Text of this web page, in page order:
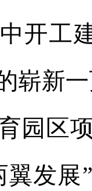
开工
崭新
区项
翼发